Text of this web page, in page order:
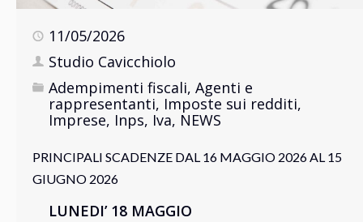
11/05/2026
Studio Cavicchiolo
Adempimenti fiscali, Agenti e
rappresentanti, Imposte sui redditi,
Imprese, Inps, Iva, NEWS
PRINCIPALI SCADENZE DAL 16 MAGGIO 2026 AL 15
GIUGNO 2026
LUNEDI’ 18 MAGGIO